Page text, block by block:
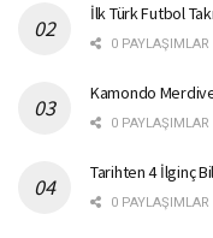
İlk Türk Futbol
0 PAYLAŞIMLAR
Kamondo
0 PAYLAŞIMLAR
Tarihten 4 İlginç
0 PAYLAŞIMLAR